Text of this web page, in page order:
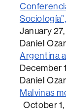
January
Daniel
Argentina
December
Daniel
Malvinas
October 1,